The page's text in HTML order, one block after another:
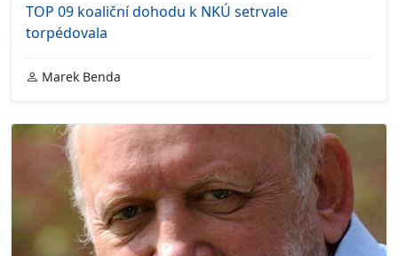
TOP 09 koaliční dohodu k NKÚ setrvale
torpédovala
Marek Benda